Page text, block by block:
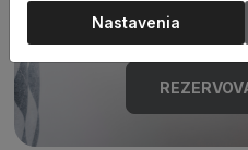
Nastavenia